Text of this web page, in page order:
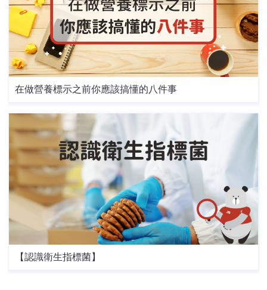
在做營養標示之前你應該搞懂的八件事
【認識衛生指標菌】